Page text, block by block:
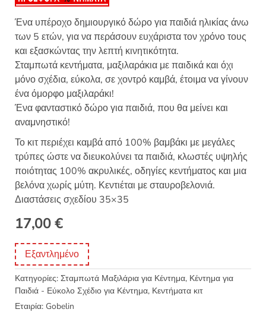
Ένα υπέροχο δημιουργικό δώρο για παιδιά ηλικίας άνω
των 5 ετών, για να περάσουν ευχάριστα τον χρόνο τους
και εξασκώντας την λεπτή κινητικότητα.
Σταμπωτά κεντήματα, μαξιλαράκια με παιδικά και όχι
μόνο σχέδια, εύκολα, σε χοντρό καμβά, έτοιμα να γίνουν
ένα όμορφο μαξιλαράκι!
Ένα φανταστικό δώρο για παιδιά, που θα μείνει και
αναμνηστικό!
Το κιτ περιέχει καμβά από 100% βαμβάκι με μεγάλες
τρύπες ώστε να διευκολύνει τα παιδιά, κλωστές υψηλής
ποιότητας 100% ακρυλικές, οδηγίες κεντήματος και μια
βελόνα χωρίς μύτη. Κεντιέται με σταυροβελονιά.
Διαστάσεις σχεδίου 35×35
17,00€
Εξαντλημένο
Κατηγορίες: Σταμπωτά Μαξιλάρια για Κέντημα, Κέντημα για
Παιδιά - Εύκολο Σχέδιο για Κέντημα, Κεντήματα κιτ
Εταιρία: Gobelin